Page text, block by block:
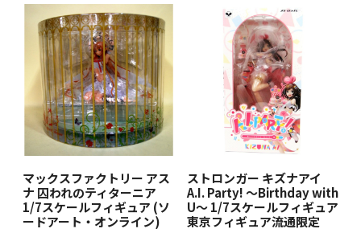
マックスファクトリー アス
ナ 囚われのティターニア
1/7スケールフィギュア (ソ
ードアート・オンライン)
ストロンガー キズナアイ
A.I. Party! ～Birthday with
U～ 1/7スケールフィギュア
東京フィギュア流通限定